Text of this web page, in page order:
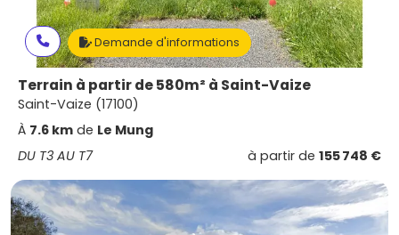
Demande d'informations
Terrain à partir de 580m² à Saint-Vaize
Saint-Vaize (17100)
À 7.6 km de Le Mung
DU T3 AU T7
à partir de 155 748 €